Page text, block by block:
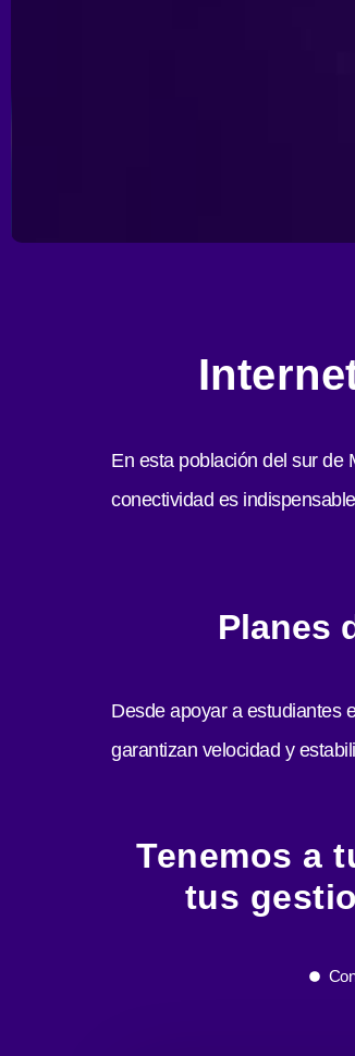
En esta población del sur de
conectividad es
Planes
Desde apoyar a estudiantes
garantizan velocidad y
Tenemos a
tus